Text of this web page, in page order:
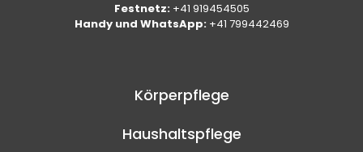
Festnetz: +41 919454505
Handy und WhatsApp: +41 799442469
Körperpflege
Haushaltspflege